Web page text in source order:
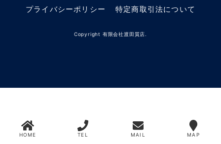
プライバシーポリシー 特定商取引法について
Copyright 有限会社渡田質店.
HOME TEL MAIL MAP